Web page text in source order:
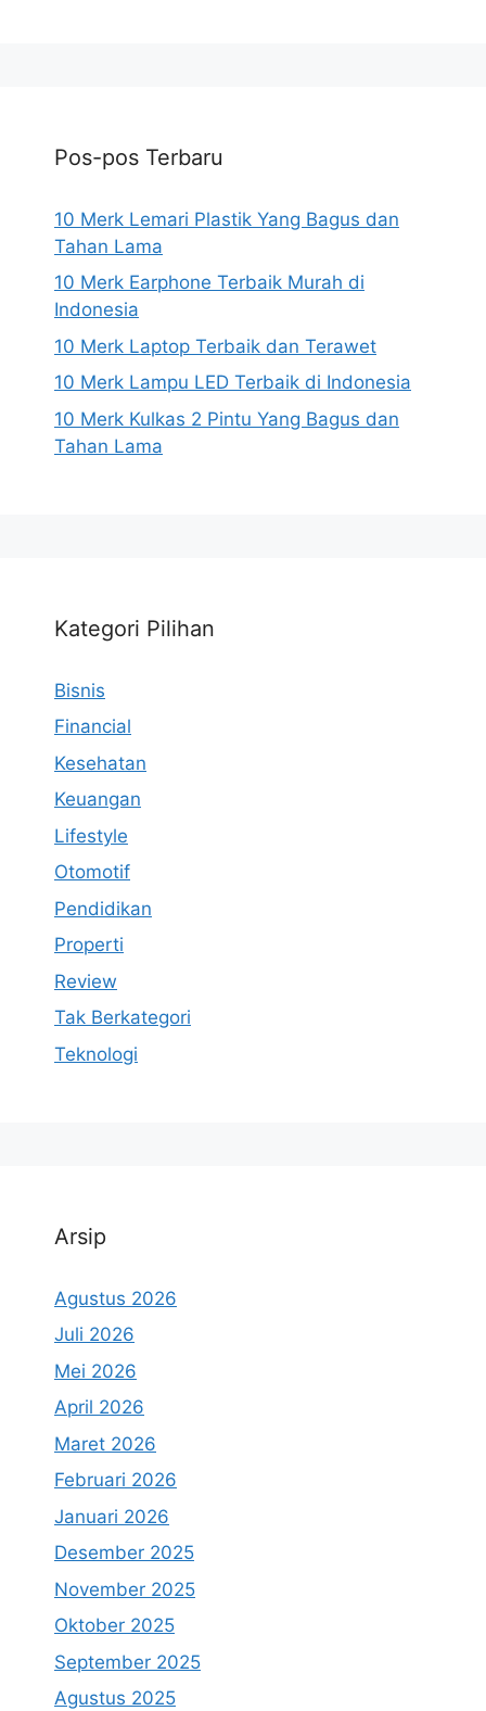
Pos-pos Terbaru
10 Merk Lemari Plastik Yang Bagus dan
Tahan Lama
10 Merk Earphone Terbaik Murah di
Indonesia
10 Merk Laptop Terbaik dan Terawet
10 Merk Lampu LED Terbaik di Indonesia
10 Merk Kulkas 2 Pintu Yang Bagus dan
Tahan Lama
Kategori Pilihan
Bisnis
Financial
Kesehatan
Keuangan
Lifestyle
Otomotif
Pendidikan
Properti
Review
Tak Berkategori
Teknologi
Arsip
Agustus 2026
Juli 2026
Mei 2026
April 2026
Maret 2026
Februari 2026
Januari 2026
Desember 2025
November 2025
Oktober 2025
September 2025
Agustus 2025